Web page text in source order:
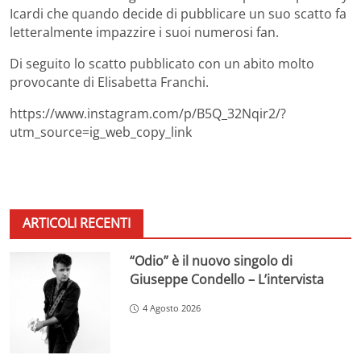
Icardi che quando decide di pubblicare un suo scatto fa
letteralmente impazzire i suoi numerosi fan.
Di seguito lo scatto pubblicato con un abito molto
provocante di Elisabetta Franchi.
https://www.instagram.com/p/B5Q_32Nqir2/?
utm_source=ig_web_copy_link
ARTICOLI RECENTI
“Odio” è il nuovo singolo di
Giuseppe Condello – L’intervista
4 Agosto 2026